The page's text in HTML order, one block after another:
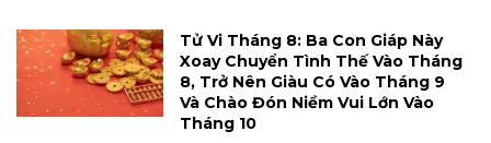
Tử Vi Tháng 8: Ba Con Giáp Này
Xoay Chuyển Tình Thế Vào Tháng
8, Trở Nên Giàu Có Vào Tháng 9
Và Chào Đón Niềm Vui Lớn Vào
Tháng 10